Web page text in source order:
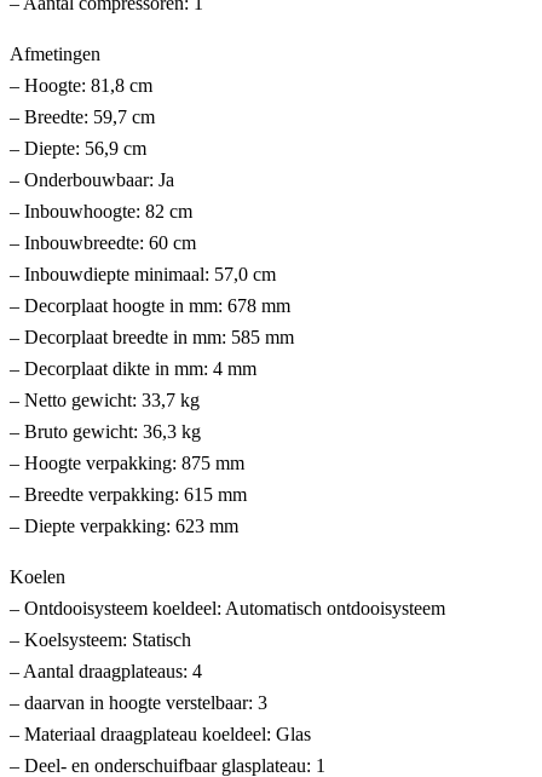
Afmetingen
– Hoogte: 81,8 cm
– Breedte: 59,7 cm
– Diepte: 56,9 cm
– Onderbouwbaar: Ja
– Inbouwhoogte: 82 cm
– Inbouwbreedte: 60 cm
– Inbouwdiepte minimaal: 57,0 cm
– Decorplaat hoogte in mm: 678 mm
– Decorplaat breedte in mm: 585 mm
– Decorplaat dikte in mm: 4 mm
– Netto gewicht: 33,7 kg
– Bruto gewicht: 36,3 kg
– Hoogte verpakking: 875 mm
– Breedte verpakking: 615 mm
– Diepte verpakking: 623 mm
Koelen
– Ontdooisysteem koeldeel: Automatisch ontdooisysteem
– Koelsysteem: Statisch
– Aantal draagplateaus: 4
– daarvan in hoogte verstelbaar: 3
– Materiaal draagplateau koeldeel: Glas
– Deel- en onderschuifbaar glasplateau: 1